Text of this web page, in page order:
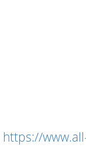
https://